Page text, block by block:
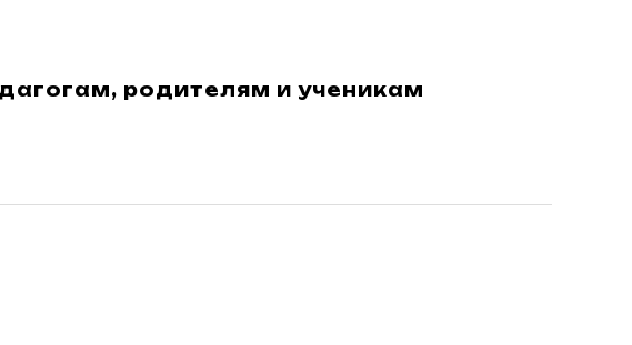
родителям и ученикам